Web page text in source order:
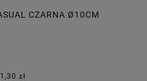
CZARNA Ø10CM
zł